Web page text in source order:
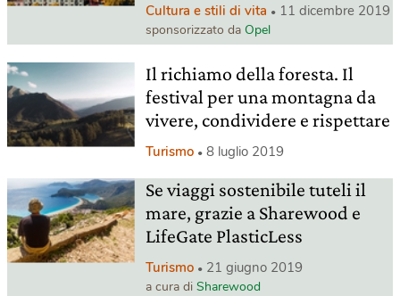
Cultura e stili di vita 11 dicembre 2019
sponsorizzato da Opel
Il richiamo della foresta. Il
festival per una montagna da
vivere, condividere e rispettare
Turismo 8 luglio 2019
Se viaggi sostenibile tuteli il
mare, grazie a Sharewood e
LifeGate PlasticLess
Turismo 21 giugno 2019
a cura di Sharewood